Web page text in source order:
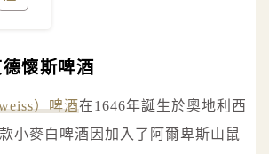
懷斯啤酒
）啤酒在1646年誕生於奧地利西
小麥白啤酒因加入了阿爾卑斯山鼠